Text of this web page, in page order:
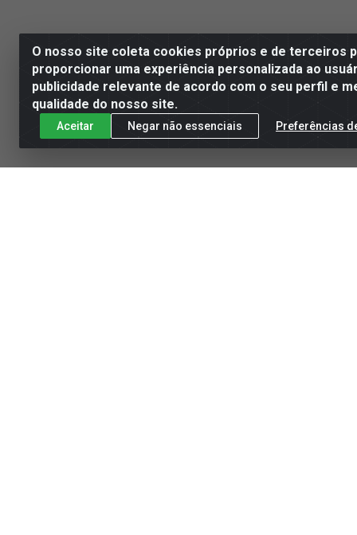
O nosso site coleta cookies próprios e de terceiros
proporcionar uma experiência personalizada ao
publicidade relevante de acordo com o seu perfil e
qualidade do nosso site.
Aceitar Negar não essenciais Preferências